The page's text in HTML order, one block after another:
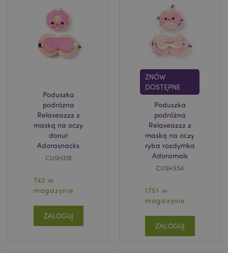
Poduszka
podróżna
Relaxeazzz z
maską na oczy
donut
Adorasnacks
CUSH318
742 w
magazynie
ZALOGUJ
ZNÓW
DOSTĘPNE
Poduszka
podróżna
Relaxeazzz z
maską na oczy
ryba rozdymka
Adoramals
CUSH354
1751 w
magazynie
ZALOGUJ